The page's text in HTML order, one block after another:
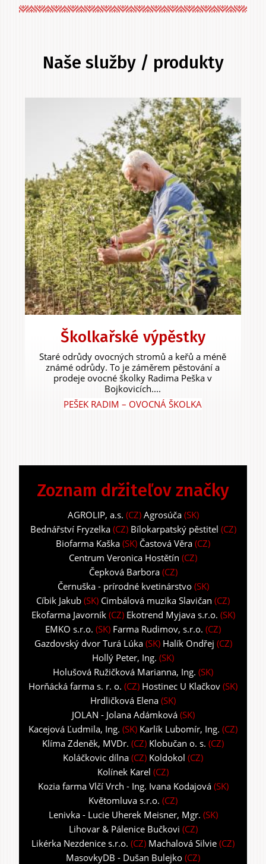
Naše služby / produkty
Školkařské výpěstky
Staré odrůdy ovocných stromů a keřů a méně
známé odrůdy. To je záměrem pěstování a
prodeje ovocné školky Radima Peška v
Bojkovicích....
PEŠEK RADIM – OVOCNÁ ŠKOLKA
Zoznam držiteľov značky
AGROLIP, a.s. (CZ) Agrosúča(SK)
Bednářství Fryzelka(CZ) Bílokarpatský pěstitel (CZ)
Biofarma Kaška (SK) Častová Věra (CZ)
Centrum Veronica Hostětín (CZ)
Čepková Barbora(CZ)
Černuška - prírodné kvetinárstvo(SK)
Cíbik Jakub (SK) Cimbálová muzika Slavičan (CZ)
Ekofarma Javorník(CZ) Ekotrend Myjava s.r.o. (SK)
EMKO s.r.o. (SK) Farma Rudimov, s.r.o. (CZ)
Gazdovský dvor Turá Lúka(SK) Halík Ondřej (CZ)
Hollý Peter, Ing. (SK)
Holušová Ružičková Marianna, Ing. (SK)
Horňácká farma s. r. o. (CZ) Hostinec U Klačkov (SK)
Hrdličková Elena (SK)
JOLAN - Jolana Adámková(SK)
Kacejová Ľudmila, Ing. (SK) Karlík Lubomír, Ing. (CZ)
Klíma Zdeněk, MVDr. (CZ) Klobučan o. s. (CZ)
Koláčkovic dílna (CZ) Koldokol (CZ)
Kolínek Karel (CZ)
Kozia farma Vlčí Vrch - Ing. Ivana Kodajová(SK)
Květomluva s.r.o. (CZ)
Lenivka - Lucie Uherek Meisner, Mgr. (SK)
Lihovar & Pálenice Bučkovi (CZ)
Likérka Nezdenice s.r.o. (CZ) Machalová Silvie (CZ)
MasovkyDB - Dušan Bulejko (CZ)